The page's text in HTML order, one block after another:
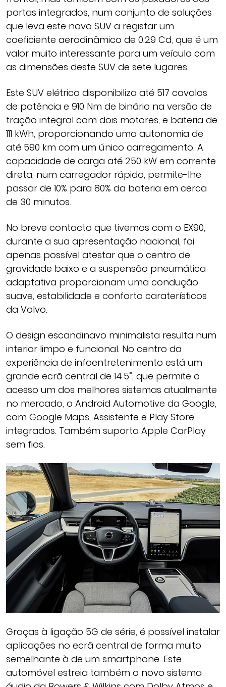
portas integrados, num conjunto de soluções
que leva este novo SUV a registar um
coeficiente aerodinâmico de 0.29 Cd, que é um
valor muito interessante para um veículo com
as dimensões deste SUV de sete lugares.
Este SUV elétrico disponibiliza até 517 cavalos
de potência e 910 Nm de binário na versão de
tração integral com dois motores, e bateria de
111 kWh, proporcionando uma autonomia de
até 590 km com um único carregamento. A
capacidade de carga até 250 kW em corrente
direta, num carregador rápido, permite-lhe
passar de 10% para 80% da bateria em cerca
de 30 minutos.
No breve contacto que tivemos com o EX90,
durante a sua apresentação nacional, foi
apenas possível atestar que o centro de
gravidade baixo e a suspensão pneumática
adaptativa proporcionam uma condução
suave, estabilidade e conforto caraterísticos
da Volvo.
O design escandinavo minimalista resulta num
interior limpo e funcional. No centro da
experiência de infoentretenimento está um
grande ecrã central de 14.5”, que permite o
acesso um dos melhores sistemas atualmente
no mercado, o Android Automotive da Google,
com Google Maps, Assistente e Play Store
integrados. Também suporta Apple CarPlay
sem fios.
Graças à ligação 5G de série, é possível instalar
aplicações no ecrã central de forma muito
semelhante à de um smartphone. Este
automóvel estreia também o novo sistema